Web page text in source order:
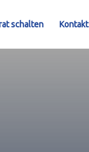
schalten Kontakt